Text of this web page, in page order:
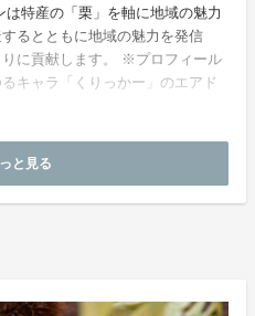
特産の「栗」を軸に地域の魅力
るとともに地域の魅力を発信
に貢献します。 ※プロフィール
キャラ「くりっかー」のエアド
と見る